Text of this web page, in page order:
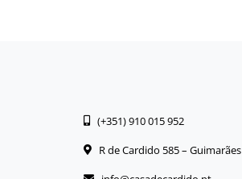
(+351) 910 015 952
R de Cardido 585 – Guimarães